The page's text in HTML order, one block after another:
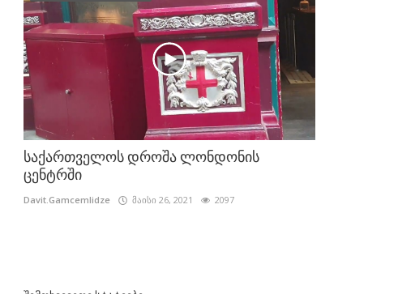
საქართველოს დროშა ლონდონის
ცენტრში
Davit.Gamcemlidze მაისი 26, 2021 2097